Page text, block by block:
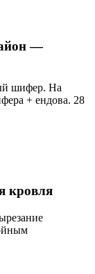
—
шифер. На
+ ендова. 28
кровля